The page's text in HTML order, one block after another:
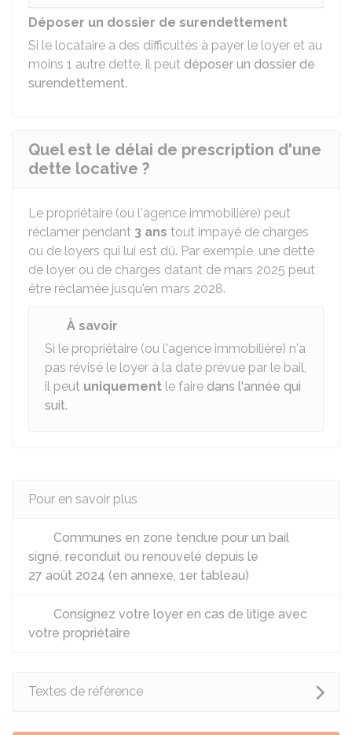
Déposer un dossier de surendettement
Si le locataire a des difficultés à payer le loyer et au
moins 1 autre dette, il peut déposer un dossier de
surendettement.
Quel est le délai de prescription d'une
dette locative ?
Le propriétaire (ou l'agence immobilière) peut
réclamer pendant 3 ans tout impayé de charges
ou de loyers qui lui est dû. Par exemple, une dette
de loyer ou de charges datant de mars 2025 peut
être réclamée jusqu'en mars 2028.
À savoir
Si le propriétaire (ou l'agence immobilière) n'a
pas révisé le loyer à la date prévue par le bail,
il peut uniquement le faire dans l'année qui
suit.
Pour en savoir plus
Communes en zone tendue pour un bail
signé, reconduit ou renouvelé depuis le
27 août 2024 (en annexe, 1er tableau)
Consignez votre loyer en cas de litige avec
votre propriétaire
Textes de référence